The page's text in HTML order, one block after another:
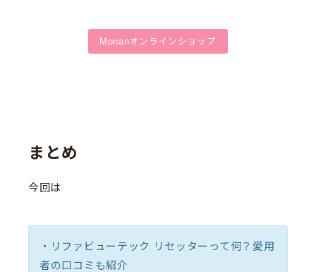
Monanオンラインショップ
まとめ
今回は
・リファビューテック リセッターって何？愛用
者の口コミも紹介